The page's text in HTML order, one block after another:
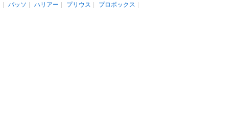
パッソ ハリアー プリウス
プロボックス